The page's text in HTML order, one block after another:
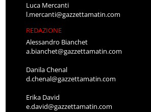
Luca Mercanti
l.mercanti@gazzettamatin.com
REDAZIONE
Alessandro Bianchet
a.bianchet@gazzettamatin.com
Danila Chenal
d.chenal@gazzettamatin.com
Erika David
e.david@gazzettamatin.com